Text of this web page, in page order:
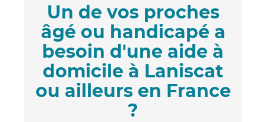
Un de vos proches
âgé ou handicapé a
besoin d'une aide à
domicile à Laniscat
ou ailleurs en France
?